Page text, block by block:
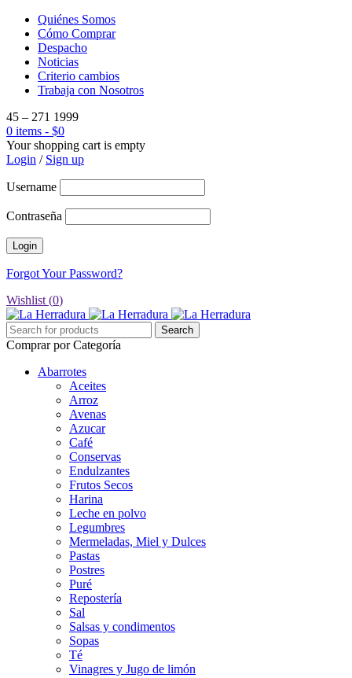
Quiénes Somos
Cómo Comprar
Despacho
Noticias
Criterio cambios
Trabaja con Nosotros
45 – 271 1999
0 items - $0
Your shopping cart is empty
Login / Sign up
Username
Contraseña
Forgot Your Password?
Wishlist (0)
Comprar por Categoría
Abarrotes
Aceites
Arroz
Avenas
Azucar
Café
Conservas
Endulzantes
Frutos Secos
Harina
Leche en polvo
Legumbres
Mermeladas, Miel y Dulces
Pastas
Postres
Puré
Repostería
Sal
Salsas y condimentos
Sopas
Té
Vinagres y Jugo de limón